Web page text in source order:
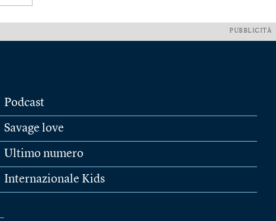
PUBBLICITÀ
Podcast
Savage love
Ultimo numero
Internazionale Kids